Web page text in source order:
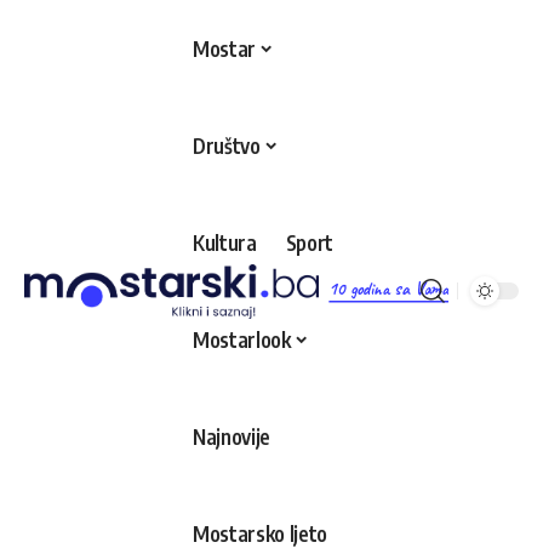
10 godina sa Vama
Mostar
Društvo
Kultura Sport
Mostarlook
Najnovije
Mostarsko ljeto